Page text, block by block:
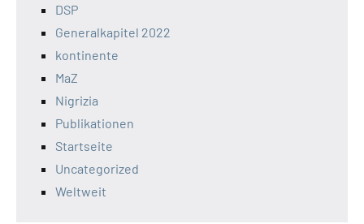
DSP
Generalkapitel 2022
kontinente
MaZ
Nigrizia
Publikationen
Startseite
Uncategorized
Weltweit